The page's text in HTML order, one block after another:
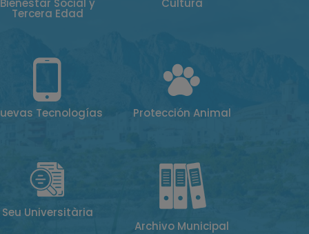
Bienestar Social y
Tercera Edad
Cultura
Tecnologías Protección Animal
Seu Universitària
Archivo Municipal